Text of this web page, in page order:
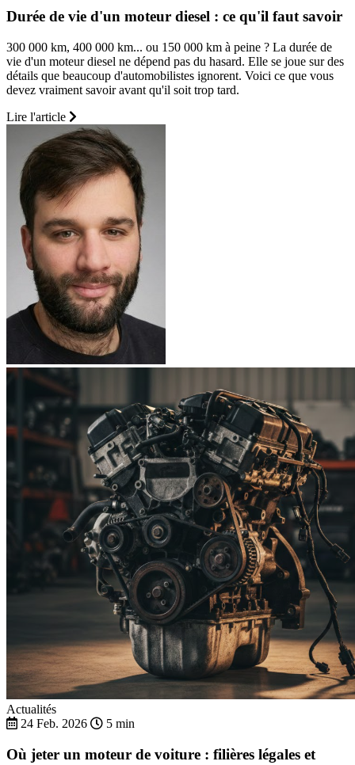
Durée de vie d'un moteur diesel : ce qu'il faut savoir
300 000 km, 400 000 km... ou 150 000 km à peine ? La durée de
vie d'un moteur diesel ne dépend pas du hasard. Elle se joue sur des
détails que beaucoup d'automobilistes ignorent. Voici ce que vous
devez vraiment savoir avant qu'il soit trop tard.
Lire l'article
Actualités
24 Feb. 2026
5 min
Où jeter un moteur de voiture : filières légales et